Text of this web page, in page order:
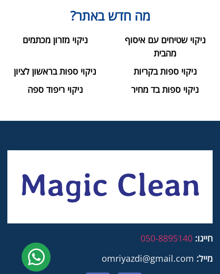
מה חדש באתר?
ניקוי שטיחים עם איסוף
מהבית
ניקוי מזרון מכתמים
ניקוי ספות בקריות
ניקוי ספות בראשון לציון
ניקוי ספות בד מחיר
ניקוי ריפוד ספה
חייגו: 050-8895140
מייל:omriyazdi@gmail.com